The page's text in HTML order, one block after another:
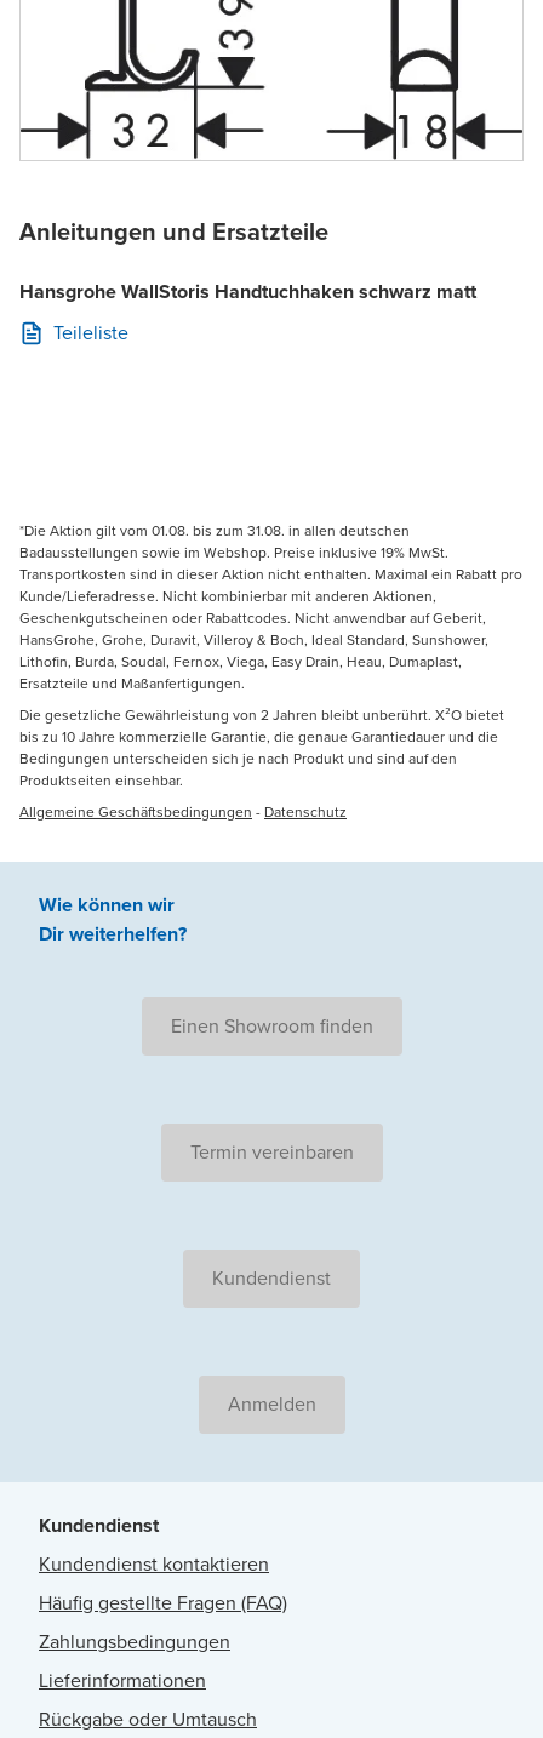
Anleitungen und Ersatzteile
Hansgrohe WallStoris Handtuchhaken schwarz matt
Teileliste
*Die Aktion gilt vom 01.08. bis zum 31.08. in allen deutschen
Badausstellungen sowie im Webshop. Preise inklusive 19% MwSt.
Transportkosten sind in dieser Aktion nicht enthalten. Maximal ein Rabatt pro
Kunde/Lieferadresse. Nicht kombinierbar mit anderen Aktionen,
Geschenkgutscheinen oder Rabattcodes. Nicht anwendbar auf Geberit,
HansGrohe, Grohe, Duravit, Villeroy & Boch, Ideal Standard, Sunshower,
Lithofin, Burda, Soudal, Fernox, Viega, Easy Drain, Heau, Dumaplast,
Ersatzteile und Maßanfertigungen.
Die gesetzliche Gewährleistung von 2 Jahren bleibt unberührt. X²O bietet
bis zu 10 Jahre kommerzielle Garantie, die genaue Garantiedauer und die
Bedingungen unterscheiden sich je nach Produkt und sind auf den
Produktseiten einsehbar.
Allgemeine Geschäftsbedingungen - Datenschutz
Wie können wir
Dir weiterhelfen?
Einen Showroom finden
Termin vereinbaren
Kundendienst
Anmelden
Kundendienst
Kundendienst kontaktieren
Häufig gestellte Fragen (FAQ)
Zahlungsbedingungen
Lieferinformationen
Rückgabe oder Umtausch